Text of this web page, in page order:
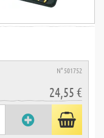
N° 501752
24,55 €